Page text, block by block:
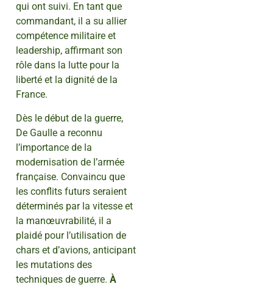
qui ont suivi. En tant que
commandant, il a su allier
compétence militaire et
leadership, affirmant son
rôle dans la lutte pour la
liberté et la dignité de la
France.
Dès le début de la guerre,
De Gaulle a reconnu
l’importance de la
modernisation de l’armée
française. Convaincu que
les conflits futurs seraient
déterminés par la vitesse et
la manœuvrabilité, il a
plaidé pour l’utilisation de
chars et d’avions, anticipant
les mutations des
techniques de guerre. À